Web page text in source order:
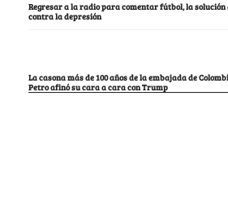
Regresar a la radio para comentar fútbol, la
contra la depresión
La casona más de 100 años de la embajada de
Petro afinó su cara a cara con Trump